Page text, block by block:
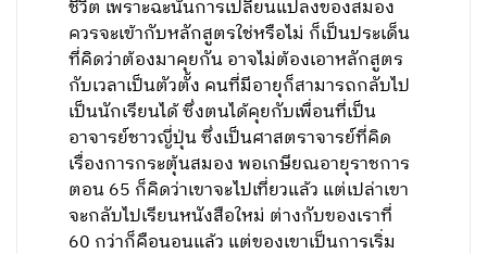
ชีวิต เพราะฉะนั้นการเปลี่ยนแปลงของสมอง
ควรจะเข้ากับหลักสูตรใช่หรือไม่ ก็เป็นประเด็น
ที่คิดว่าต้องมาคุยกัน อาจไม่ต้องเอาหลักสูตร
กับเวลาเป็นตัวตั้ง คนที่มีอายุก็สามารถกลับไป
เป็นนักเรียนได้ ซึ่งตนได้คุยกับเพื่อนที่เป็น
อาจารย์ชาวญี่ปุ่น ซึ่งเป็นศาสตราจารย์ที่คิด
เรื่องการกระตุ้นสมอง พอเกษียณอายุราชการ
ตอน 65 ก็คิดว่าเขาจะไปเที่ยวแล้ว แต่เปล่าเขา
จะกลับไปเรียนหนังสือใหม่ ต่างกับของเราที่
60 กว่าก็คือนอนแล้ว แต่ของเขาเป็นการเริ่ม